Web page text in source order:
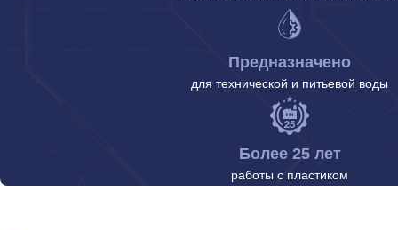
Предназначено
для технической и питьевой воды
Более 25 лет
работы с пластиком